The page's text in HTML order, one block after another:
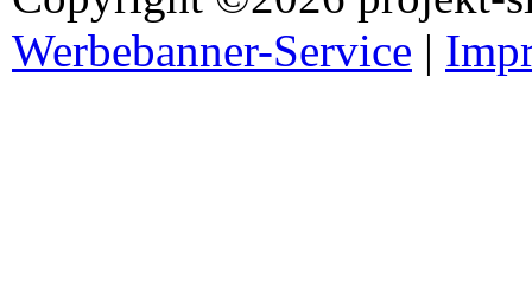
Werbebanner-Service |